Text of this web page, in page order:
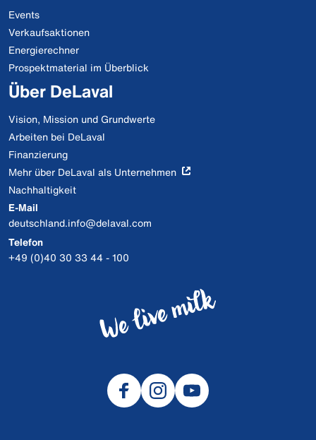
Events
Verkaufsaktionen
Energierechner
Prospektmaterial im Überblick
Über DeLaval
Vision, Mission und Grundwerte
Arbeiten bei DeLaval
Finanzierung
Mehr über DeLaval als Unternehmen
Nachhaltigkeit
E-Mail
deutschland.info@delaval.com
Telefon
+49 (0)40 30 33 44 - 100